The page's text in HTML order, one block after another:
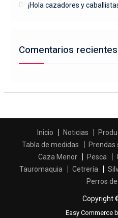
¡Hola cazadores y
Comentarios recientes
Inicio Noticias
Tabla de medidas
Prendas
Caza Menor
Pesca
Tauromaquia
Cetrería
Perros
Copyright
Easy Commerce